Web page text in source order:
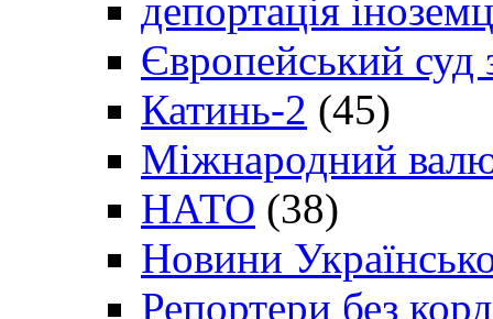
депортація
Європейський
Катинь-2 (45)
Міжнародний
НАТО (38)
Новини
Репортери без